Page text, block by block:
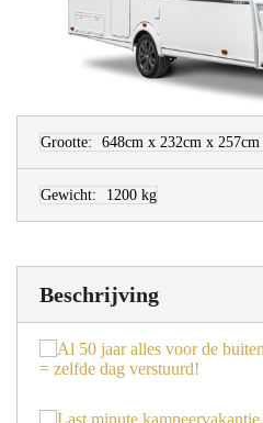
Grootte: 648cm x 232cm x 257cm
Gewicht: 1200 kg
Beschrijving